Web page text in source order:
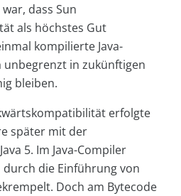
dass Sun
als höchstes Gut
kompilierte Java-
in zukünftigen
bleiben.
erfolgte
später mit der
5. Im Java-Compiler
die Einführung von
Doch am Bytecode